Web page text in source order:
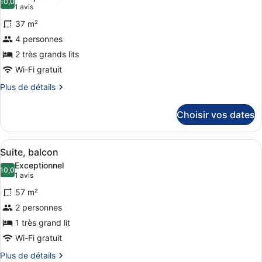
Chambre
Classique,
très
grand
lit
les
photos
pour
ce
type
de
chambre :
lits
10,0 sur 10
1 avis
(1 avis)
37 m²
4 personnes
2 très grands lits
Wi-Fi gratuit
Plus de détails
Plus
le
type
de
chambre
Chambre,
plusieurs
lits
Choisir vos dates
Afficher
toutes
les
photos
pour
ce
type
de
chambre :
Un salon moderne comprenant
11
Suite, balcon
10,010,0 sur 10
Exceptionnel
1 avis
(1 avis)
57 m²
2 personnes
1 très grand lit
Wi-Fi gratuit
Plus de détails
Plus